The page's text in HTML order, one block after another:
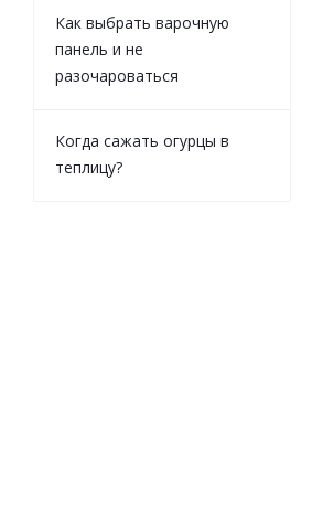
Как выбрать варочную
панель и не
разочароваться
Когда сажать огурцы в
теплицу?